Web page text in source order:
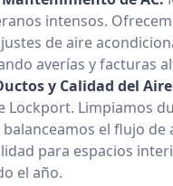
intensos.
de aire
averías y facturas
y Calidad del
Lockport. Limpiamos
el flujo de
para espacios
el año.